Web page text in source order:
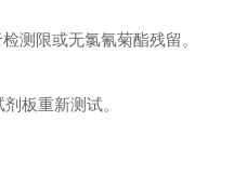
测限或无氯氰菊酯残留。
板重新测试。